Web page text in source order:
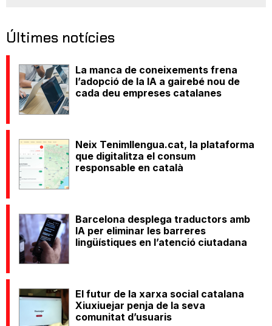
Últimes notícies
La manca de coneixements frena
l’adopció de la IA a gairebé nou de
cada deu empreses catalanes
Neix Tenimllengua.cat, la plataforma
que digitalitza el consum
responsable en català
Barcelona desplega traductors amb
IA per eliminar les barreres
lingüístiques en l’atenció ciutadana
El futur de la xarxa social catalana
Xiuxiuejar penja de la seva
comunitat d’usuaris